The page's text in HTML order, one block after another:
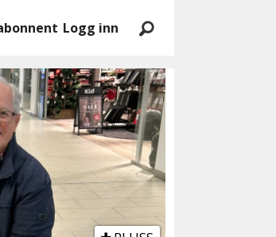
Logg inn